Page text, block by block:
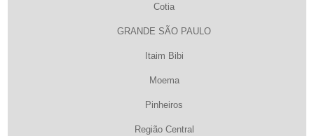
Cotia
GRANDE SÃO PAULO
Itaim Bibi
Moema
Pinheiros
Região Central